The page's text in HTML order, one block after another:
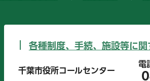
各種制度、手続、施設等に関
千葉市役所コールセンター
電